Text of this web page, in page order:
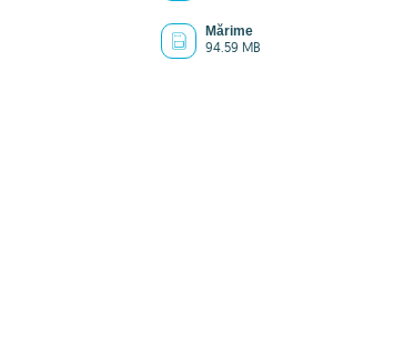
Mărime
94.59 MB